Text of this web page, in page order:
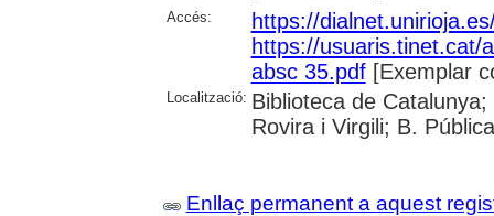
Accés:
https://
https://usuaris.tinet.cat/
absc 35.pdf[Exemplar
Localització: Biblioteca de
Rovira i Virgili; B.
Enllaç permanent a aquest